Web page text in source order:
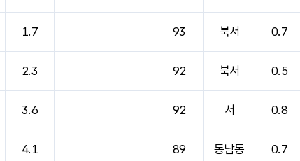
1.7 93 북서 0.7
2.3 92 북서 0.5
3.6 92 서 0.8
4.1 89 동남동 0.7